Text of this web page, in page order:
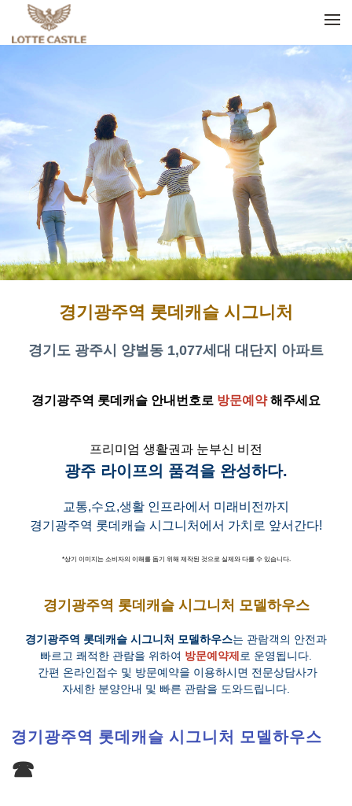
경기광주역 롯데캐슬 시그니처
경기도 광주시 양벌동 1,077세대 대단지 아파트
경기광주역 롯데캐슬 안내번호로 방문예약해주세요
프리미엄 생활권과 눈부신 비전
광주 라이프의 품격을 완성하다.
교통,수요,생활 인프라에서 미래비전까지
경기광주역 롯데캐슬 시그니처 에서 가치로 앞서간다!
*상기 이미지는 소비자의 이해를 돕기 위해 제작된 것으로 실제와 다를 수 있습니다.
경기광주역 롯데캐슬 시그니처 모델하우스
경기광주역 롯데캐슬 시그니처 모델하우스는 관람객의 안전과
빠르고 쾌적한 관람을 위하여 방문예약제로 운영됩니다.
간편 온라인접수 및 방문예약을 이용하시면 전문상담사가
자세한 분양안내 및 빠른 관람을 도와드립니다.
경기광주역 롯데캐슬 시그니처 모델하우스
☎